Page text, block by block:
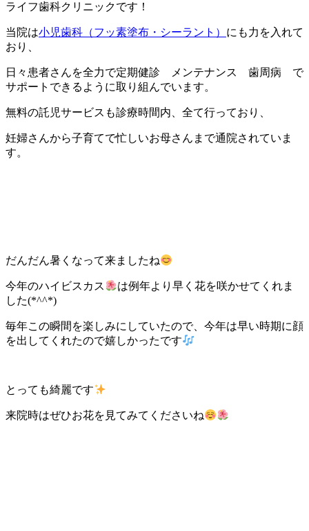
ライフ歯科クリニックです！
当院は小児歯科（フッ素塗布・シーラント） にも力を入れて
おり、
日々患者さんを全力で定期健診 メンテナンス 歯周病 で
サポートできるように取り組んでいます。
無料の託児サービスも診療時間内、全て行っており、
妊婦さんから子育てで忙しいお母さんまで通院されていま
す。
だんだん暑くなって来ましたね
今年のハイビスカス
は例年より早く花を咲かせてくれま
した(*^^*)
毎年この瞬間を楽しみにしていたので、今年は早い時期に顔
を出してくれたので嬉しかったです
とっても綺麗です
来院時はぜひお花を見てみてくださいね